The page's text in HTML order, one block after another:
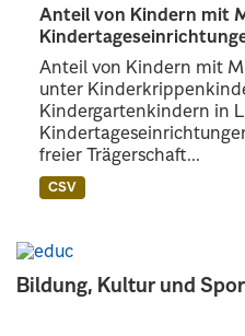
Bildung, Kultur und
Anteil von Kindern mit
Anteil von Kindern mit
unter
Kindergartenkindern in
freier Trägerschaft...
CSV